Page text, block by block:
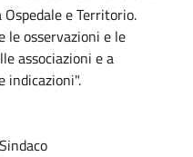
e Territorio.
le osservazioni e le
associazioni e a
indicazioni".